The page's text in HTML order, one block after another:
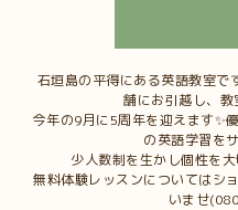
石垣島の平得にある英語教室で
舗にお引越し、教
今年の9月に5周年を迎えます✨
の英語学習を
少人数制を生かし個性を
無料体験レッスンについてはシ
いませ